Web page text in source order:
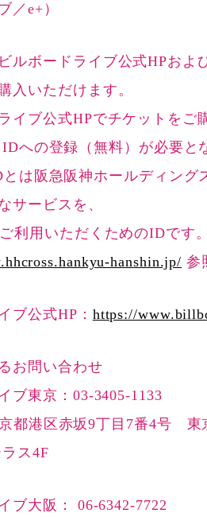
／e+）
ルボードライブ公式HPおよ
入いただけます。
イブ公式HPでチケットをご
への登録（無料）が必要と
とは阪急阪神ホールディング
サービスを、
利用いただくためのIDです
hanshin.jp/ 参
ブ公式HP： https://
お問い合わせ
ブ東京：03-3405-1133
都港区赤坂9丁目7番4号 東
ス4F
ブ大阪： 06-6342-7722